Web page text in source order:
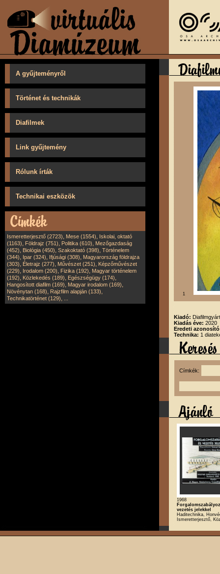
A gyűjteményről
Történet és technikák
Diafilmek
Link gyűjtemény
Rólunk írták
Technikai eszközök
Ismeretterjesztő (2723), Mese (1554), Iskolai, oktató
(1163), Földrajz (751), Politika (610), Mezőgazdaság
(452), Biológia (450), Szakoktató (398), Történelem
(344), Ipar (324), Ifjúsági (308), Magyarország földrajza
(303), Életrajz (277), Művészet (251), Képzőművészet
(229), Irodalom (200), Fizika (192), Magyar történelem
(192), Közlekedés (189), Egészségügy (174),
Hangosított diafilm (169), Magyar irodalom (169),
Növénytan (168), Rajzfilm alapján (133),
Technikatörténet (129),
1
Kiadó:
Kiadás éve: 2020
Eredeti
Technika: 1
Címkék:
1968
vezetés jelekkel
Haditechnika,
Ismeretterjesztő,